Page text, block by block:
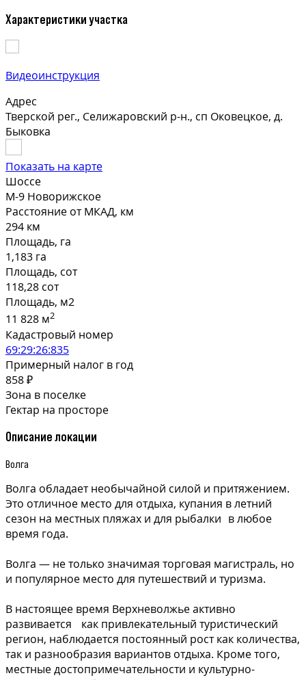
Характеристики участка
Видеоинструкция
Адрес
Тверской рег., Селижаровский р-н., сп Оковецкое, д.
Быковка
Показать на карте
Шоссе
М-9 Новорижское
Расстояние от МКАД, км
294 км
Площадь, га
1,183 га
Площадь, сот
118,28 сот
Площадь, м2
11 828 м2
Кадастровый номер
69:29:26:835
Примерный налог в год
858 ₽
Зона в поселке
Гектар на просторе
Описание локации
Волга
Волга обладает необычайной силой и притяжением.
Это отличное место для отдыха, купания в летний
сезон на местных пляжах и для рыбалки в любое
время года.
Волга — не только значимая торговая магистраль, но
и популярное место для путешествий и туризма.
В настоящее время Верхневолжье активно
развивается как привлекательный туристический
регион, наблюдается постоянный рост как количества,
так и разнообразия вариантов отдыха. Кроме того,
местные достопримечательности и культурно-